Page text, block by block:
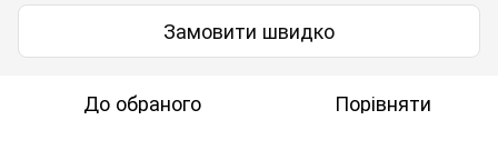
Замовити швидко
До обраного Порівняти